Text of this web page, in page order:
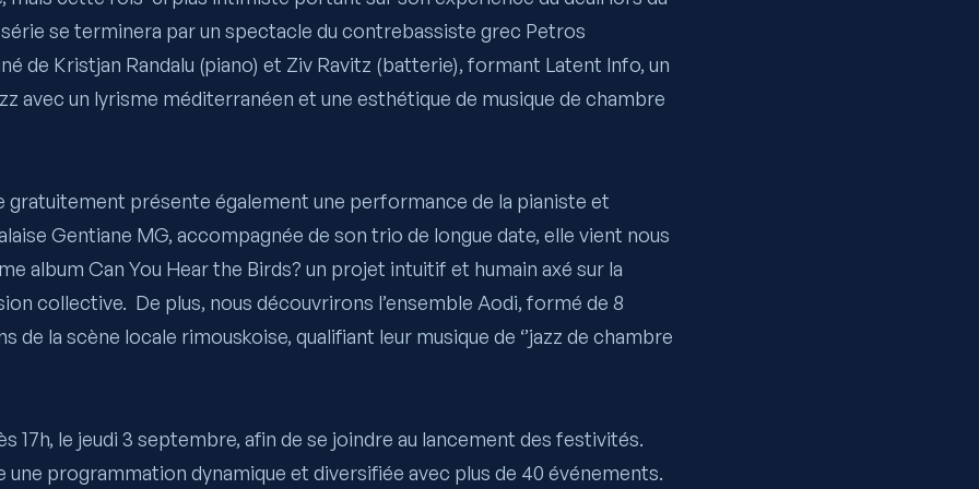
se terminera par un spectacle du contrebassiste grec Petros
de Kristjan Randalu (piano) et Ziv Ravitz (batterie), formant Latent Info, un
avec un lyrisme méditerranéen et une esthétique de musique de chambre
présente également une performance de la pianiste et
Gentiane MG, accompagnée de son trio de longue date, elle vient nous
album Can You Hear the Birds? un projet intuitif et humain axé sur la
collective. De plus, nous découvrirons l’ensemble Aodi, formé de 8
de la scène locale rimouskoise, qualifiant leur musique de ‘’jazz de chambre
17h, le jeudi 3 septembre, afin de se joindre au lancement des festivités.
une programmation dynamique et diversifiée avec plus de 40 événements.